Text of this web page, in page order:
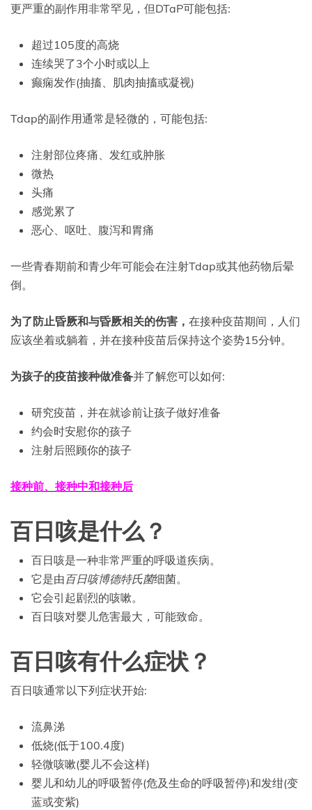
更严重的副作用非常罕见，但DTaP可能包括:
超过105度的高烧
连续哭了3个小时或以上
癫痫发作(抽搐、肌肉抽搐或凝视)
Tdap的副作用通常是轻微的，可能包括:
注射部位疼痛、发红或肿胀
微热
头痛
感觉累了
恶心、呕吐、腹泻和胃痛
一些青春期前和青少年可能会在注射Tdap或其他药物后晕
倒。
为了防止昏厥和与昏厥相关的伤害， 在接种疫苗期间，人们
应该坐着或躺着，并在接种疫苗后保持这个姿势15分钟。
为孩子的疫苗接种做准备并了解您可以如何:
研究疫苗，并在就诊前让孩子做好准备
约会时安慰你的孩子
注射后照顾你的孩子
接种前、接种中和接种后
百日咳是什么？
百日咳是一种非常严重的呼吸道疾病。
它是由 百日咳博德特氏菌细菌。
它会引起剧烈的咳嗽。
百日咳对婴儿危害最大，可能致命。
百日咳有什么症状？
百日咳通常以下列症状开始:
流鼻涕
低烧(低于100.4度)
轻微咳嗽(婴儿不会这样)
婴儿和幼儿的呼吸暂停(危及生命的呼吸暂停)和发绀(变
蓝或变紫)